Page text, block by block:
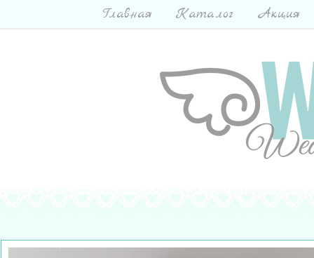
Главная Каталог Акция